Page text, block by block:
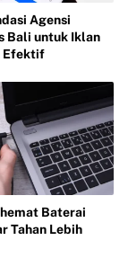
Agensi
Bali untuk Iklan
Efektif
Baterai
Tahan Lebih